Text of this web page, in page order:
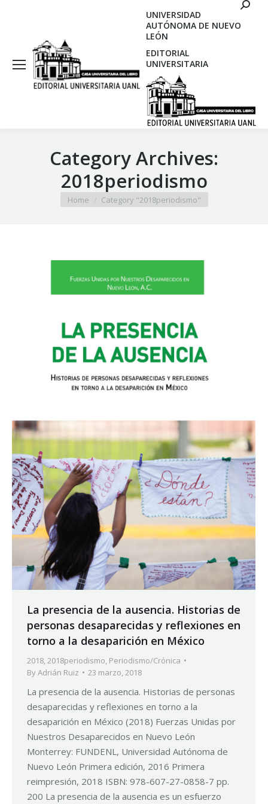
UNIVERSIDAD
AUTÓNOMA DE NUEVO
LEÓN
EDITORIAL
UNIVERSITARIA
Category Archives:
2018periodismo
You are here:
Home Category "2018periodismo"
La presencia de la ausencia. Historias de
personas desaparecidas y reflexiones en
torno a la desaparición en México
2018 2018periodismo Periodismo/Crónica
ByAdrián Ruiz 23 marzo, 2018
La presencia de la ausencia. Historias de personas
desaparecidas y reflexiones en torno a la
desaparición en México (2018) Fuerzas Unidas por
Nuestros Desaparecidos en Nuevo León
Monterrey: FUNDENL, Universidad Autónoma de
Nuevo León Primera edición, 2016 Primera
reimpresión, 2018 ISBN: 978-607-27-0858-7 pp.
200 La presencia de la ausencia es un esfuerzo